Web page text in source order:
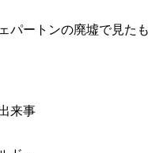
パートンの廃墟で見たも
来事